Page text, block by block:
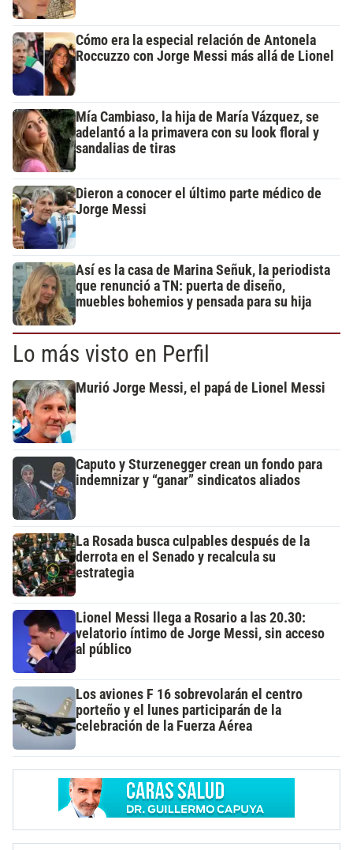
Cómo era la especial relación de Antonela
Roccuzzo con Jorge Messi más allá de Lionel
Mía Cambiaso, la hija de María Vázquez, se
adelantó a la primavera con su look floral y
sandalias de tiras
Dieron a conocer el último parte médico de
Jorge Messi
Así es la casa de Marina Señuk, la periodista
que renunció a TN: puerta de diseño,
muebles bohemios y pensada para su hija
Lo más visto en Perfil
Murió Jorge Messi, el papá de Lionel Messi
Caputo y Sturzenegger crean un fondo para
indemnizar y “ganar” sindicatos aliados
La Rosada busca culpables después de la
derrota en el Senado y recalcula su
estrategia
Lionel Messi llega a Rosario a las 20.30:
velatorio íntimo de Jorge Messi, sin acceso
al público
Los aviones F 16 sobrevolarán el centro
porteño y el lunes participarán de la
celebración de la Fuerza Aérea